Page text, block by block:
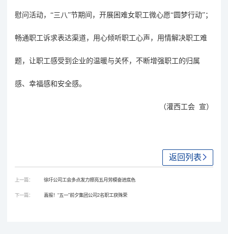
慰问活动，“三八”节期间，开展困难女职工微心愿“圆梦行动”；
畅通职工诉求表达渠道，用心倾听职工心声，用情解决职工难
题，让职工感受到企业的温暖与关怀，不断增强职工的归属
感、幸福感和安全感。
（灌西工会 宣）
返回列表
上一篇： 徐圩公司工会多点发力擦亮五月劳模奋进底色
下一篇： 喜报！“五一”前夕集团公司2名职工获殊荣